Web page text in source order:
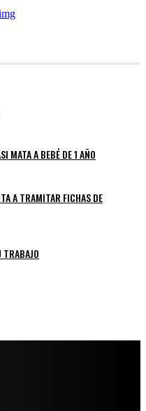
MATA A BEBÉ DE 1 AÑO
A TRAMITAR FICHAS DE
TRABAJO